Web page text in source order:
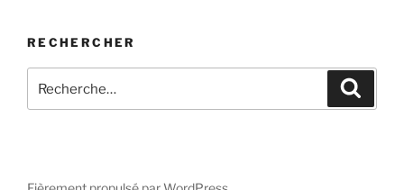
RECHERCHER
pour